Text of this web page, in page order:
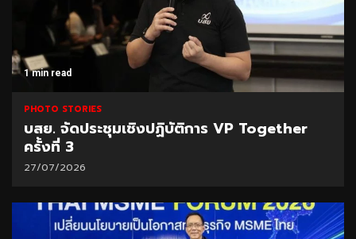
1 min read
PHOTO STORIES
บสย. จัดประชุมเชิงปฏิบัติการ VP Together
ครั้งที่ 3
27/07/2026